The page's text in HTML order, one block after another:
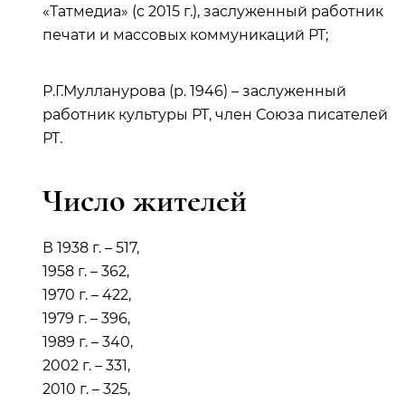
«Татмедиа» (с 2015 г.), заслуженный работник
печати и массовых коммуникаций РТ;
Р.Г.Мулланурова (р. 1946) – заслуженный
работник культуры РТ, член Союза писателей
РТ.
Число жителей
В 1938 г. – 517,
1958 г. – 362,
1970 г. – 422,
1979 г. – 396,
1989 г. – 340,
2002 г. – 331,
2010 г. – 325,